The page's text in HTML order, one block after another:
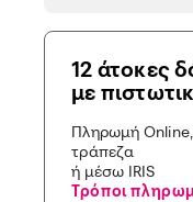
12 άτοκες
με
Πληρωμή
τράπεζα
ή μέσω IRIS
Τρόποι